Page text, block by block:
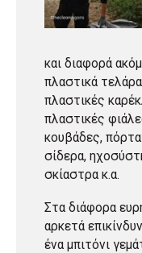
και διαφορά
πλαστικά
πλαστικές
πλαστικές
κουβάδες,
σίδερα,
σκίαστρα κ.α.
Στα διάφορα
αρκετά
ένα μπιτόνι